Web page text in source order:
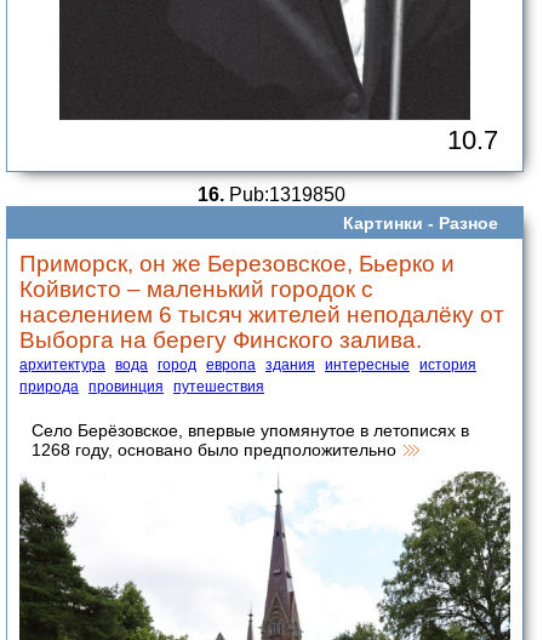
10.7
16. Pub:1319850
Картинки - Разное
Приморск, он же Березовское, Бьерко и
Койвисто – маленький городок с
населением 6 тысяч жителей неподалёку от
Выборга на берегу Финского залива.
архитектура вода город европа здания интересные
история
природа провинция путешествия
Село Берёзовское, впервые упомянутое в летописях в
1268 году, основано было предположительно